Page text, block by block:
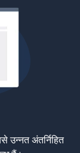
उन्नत अंतर्निहित